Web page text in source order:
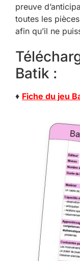
preuve
toutes les
afin qu’il ne
Batik :
♦ Fiche du jeu